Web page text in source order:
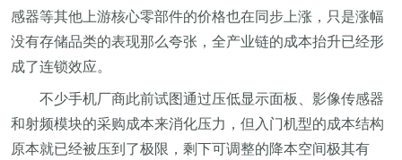
感器等其他上游核心零部件的价格也在同步上涨，只是涨幅
没有存储品类的表现那么夸张，全产业链的成本抬升已经形
成了连锁效应。
不少手机厂商此前试图通过压低显示面板、影像传感器
和射频模块的采购成本来消化压力，但入门机型的成本结构
原本就已经被压到了极限，剩下可调整的降本空间极其有